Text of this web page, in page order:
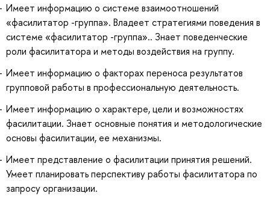
Имеет информацию о системе взаимоотношений
«фасилитатор -группа». Владеет стратегиями поведения в
системе «фасилитатор -группа».. Знает поведенческие
роли фасилитатора и методы воздействия на группу.
Имеет информацию о факторах переноса результатов
групповой работы в профессиональную деятельность.
Имеет информацию о характере, цели и возможностях
фасилитации. Знает основные понятия и методологические
основы фасилитации, ее механизмы.
Имеет представление о фасилитации принятия решений.
Умеет планировать перспективу работы фасилитатора по
запросу организации.